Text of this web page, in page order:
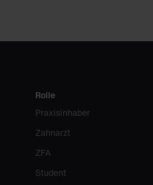
Rolle
Praxisinhaber
Zahnarzt
ZFA
Student